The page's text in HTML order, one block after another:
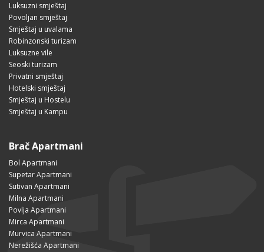
Luksuzni smještaj
Povoljan smještaj
Smještaj u uvalama
Robinzonski turizam
Luksuzne vile
Seoski turizam
Privatni smještaj
Hotelski smještaj
Smještaj u Hostelu
Smještaj u Kampu
Brač Apartmani
Bol Apartmani
Supetar Apartmani
Sutivan Apartmani
Milna Apartmani
Povlja Apartmani
Mirca Apartmani
Murvica Apartmani
Nerežišća Apartmani